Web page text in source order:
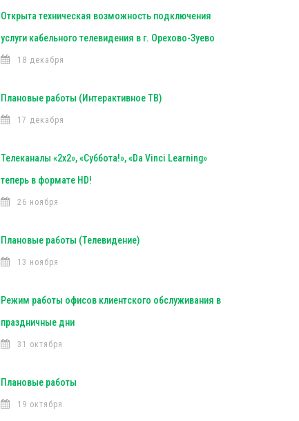
Открыта техническая возможность подключения
услуги кабельного телевидения в г. Орехово-Зуево
18 декабря
Плановые работы (Интерактивное ТВ)
17 декабря
Телеканалы «2х2», «Суббота!», «Da Vinci Learning»
теперь в формате HD!
26 ноября
Плановые работы (Телевидение)
13 ноября
Режим работы офисов клиентского обслуживания в
праздничные дни
31 октября
Плановые работы
19 октября